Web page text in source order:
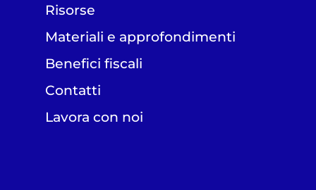
Risorse
Materiali e approfondimenti
Benefici fiscali
Contatti
Lavora con noi